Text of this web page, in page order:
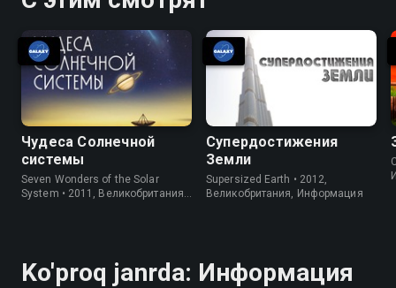
Чудеса Солнечной
системы
Seven Wonders of the Solar
System • 2011, Великобритания,
Супердостижения
Земли
Supersized Earth • 2012,
Великобритания, Информация
Ko'proq janrda: Информация